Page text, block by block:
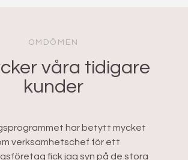
OMDÖMEN
våra tidigare
kunder
har betytt mycket
verksamhetschef för ett
fick jag syn på de stora